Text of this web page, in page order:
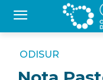
ODISUR